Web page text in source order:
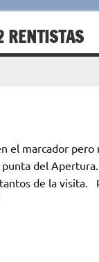
RENTISTAS
el marcador
del
de la visita.